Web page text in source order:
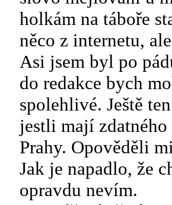
holkám na táboře
něco z internetu,
Asi jsem byl po
do redakce bych
spolehlivé. Ještě
jestli mají
Prahy. Opověděli
Jak je napadlo, že
opravdu nevím.